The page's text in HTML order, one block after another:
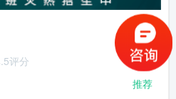
评分
推荐